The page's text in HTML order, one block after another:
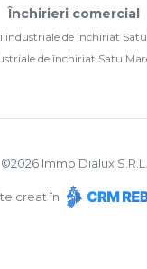
Închirieri comercial
industriale de închiriat
de închiriat Satu
©2026Immo Dialux S.R.L.
creat în